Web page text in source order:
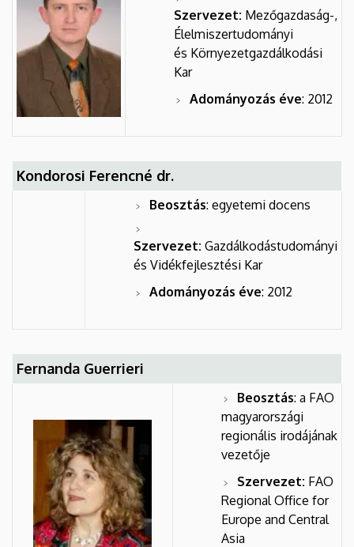
Szervezet: Mezőgazdaság-,
Élelmiszertudományi
és Környezetgazdálkodási
Kar
Adományozás éve: 2012
Kondorosi Ferencné dr.
Beosztás: egyetemi docens
Szervezet: Gazdálkodástudományi
és Vidékfejlesztési Kar
Adományozás éve: 2012
Fernanda Guerrieri
Beosztás: a FAO
magyarországi
regionális irodájának
vezetője
Szervezet: FAO
Regional Office for
Europe and Central
Asia